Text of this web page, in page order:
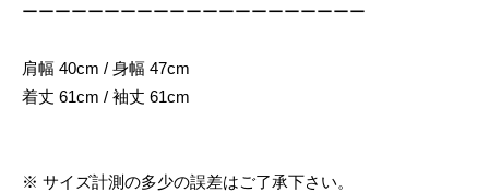
ーーーーーーーーーーーーーーーーーーーーー
肩幅 40cm / 身幅 47cm
着丈 61cm / 袖丈 61cm
※ サイズ計測の多少の誤差はご了承下さい。